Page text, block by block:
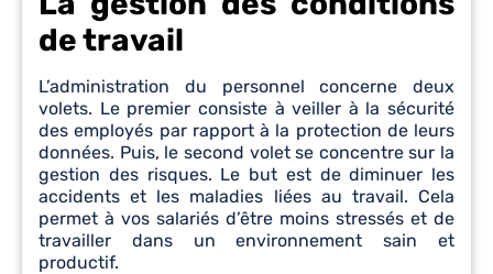
de travail
L’administration du personnel concerne deux
volets. Le premier consiste à veiller à la sécurité
des employés par rapport à la protection de leurs
données. Puis, le second volet se concentre sur la
gestion des risques. Le but est de diminuer les
accidents et les maladies liées au travail. Cela
permet à vos salariés d’être moins stressés et de
travailler dans un environnement sain et
productif.